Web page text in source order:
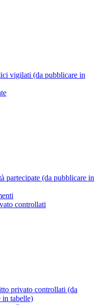
vigilati (da pubblicare in
partecipate (da pubblicare in
controllati
privato controllati (da
in tabelle)